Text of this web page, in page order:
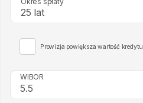
25 lat
Prowizja powiększa wartość kredytu
WIBOR